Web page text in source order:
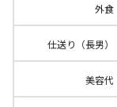
外食
仕送り（長男）
美容代